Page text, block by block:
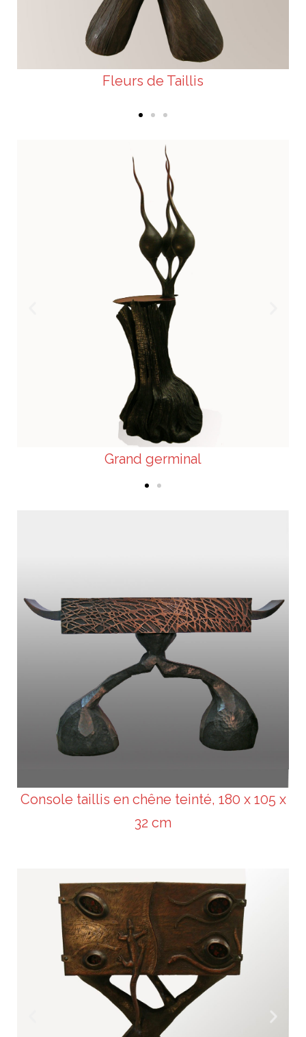
Fleurs de Taillis
Grand germinal
Console taillis en chêne teinté, 180 x 105 x
32 cm